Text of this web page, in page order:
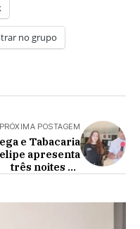
no grupo
PRÓXIMA POSTAGEM
e Tabacaria
apresenta
três noites de